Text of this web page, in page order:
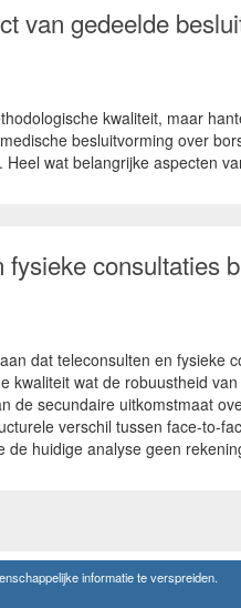
van gedeelde
kwaliteit, maar
besluitvorming over
wat belangrijke aspecten
consultaties
dat teleconsulten en
wat de robuustheid
de secundaire uitkomstmaat
verschil tussen face-to-
huidige analyse geen
informatie te verspreiden.